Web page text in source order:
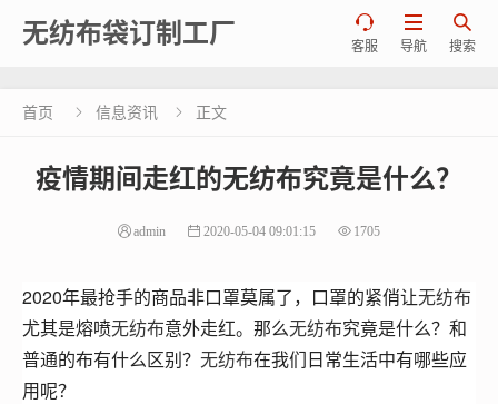
无纺布袋订制工厂 
搜索

导航

客服
首页  信息资讯  正文
疫情期间走红的无纺布究竟是什么？
admin 2020-05-04 09:01:15 1705
2020年最抢手的商品非口罩莫属了，口罩的紧俏让无纺布
尤其是熔喷无纺布意外走红。那么无纺布究竟是什么？和
普通的布有什么区别？ 无纺布在我们日常生活中有哪些应
用呢？